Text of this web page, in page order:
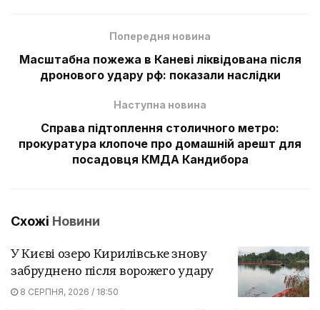
Попередня новина
Масштабна пожежа в Каневі ліквідована після
дронового удару рф: показали наслідки
Наступна новина
Справа підтоплення столичного метро:
прокуратура клопоче про домашній арешт для
посадовця КМДА Кандибора
Схожі Новини
У Києві озеро Кирилівське знову
забруднено після ворожего удару
8 СЕРПНЯ, 2026 / 18:50